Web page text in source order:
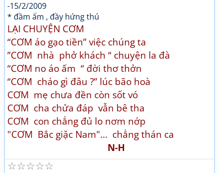
-15/2/2009
* đầm ấm , đầy hứng thú
LẠI CHUYỆN CƠM
“CƠM áo gạo tiền” việc chúng ta
”CƠM nhà phở khách “ chuyện la đà
“CƠM no áo ấm “ đời thơ thởn
“CƠM cháo gì đâu ?” lúc bão hoà
CƠM mẹ chưa đền còn sốt vó
CƠM cha chửa đáp vẫn bê tha
CƠM con chẳng đủ lo nơm nớp
"CƠM Bắc giặc Nam"... chẳng thán ca
N-H
☆
☆
☆
☆
☆